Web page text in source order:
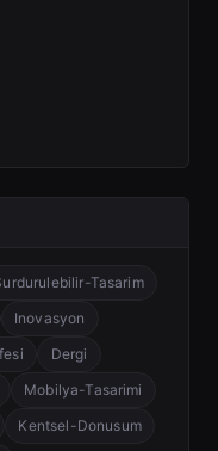
Tasarim
Inovasyon
Dergi
Mobilya-Tasarimi
Kentsel-Donusum